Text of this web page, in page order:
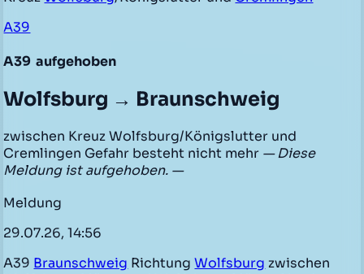
A39
A39 aufgehoben
Wolfsburg → Braunschweig
zwischen Kreuz Wolfsburg/Königslutter und
Cremlingen Gefahr besteht nicht mehr — Diese
Meldung ist aufgehoben. —
Meldung
29.07.26, 14:56
A39 Braunschweig RichtungWolfsburg zwischen